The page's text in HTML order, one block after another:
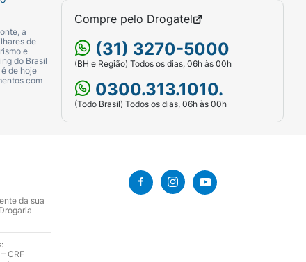
a
de
e
do Brasil
de hoje
com
Compre pelo Drogatel
(31) 3270-5000
(BH e Região) Todos os dias, 06h às 00h
0300.313.1010.
(Todo Brasil) Todos os dias, 06h às 00h
da sua
CRF